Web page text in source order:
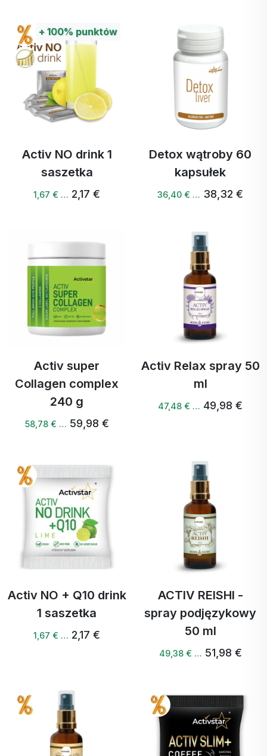
+ 100% punktów
Activ NO drink 1
saszetka
1,67 € … 2,17 €
Detox wątroby 60
kapsułek
36,40 € … 38,32 €
Activ super
Collagen complex
240 g
58,78 € … 59,98 €
Activ Relax spray 50
ml
47,48 € … 49,98 €
Activ NO + Q10 drink
1 saszetka
1,67 € … 2,17 €
ACTIV REISHI -
spray podjęzykowy
50 ml
49,38 € … 51,98 €